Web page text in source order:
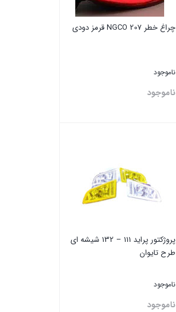
چراغ خطر 207 NGCO قرمز دودی
ناموجود
ناموجود
پروژکتور پراید 111 – 132 شیشه ای
طرح تایوان
ناموجود
ناموجود